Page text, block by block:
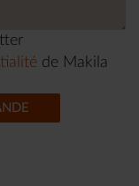
de Makila